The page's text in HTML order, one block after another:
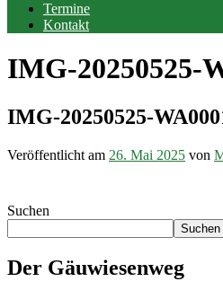
Termine
Kontakt
IMG-20250525-
IMG-20250525-
Veröffentlicht am 26. Mai 2025 von
Suchen
Suchen
Der Gäuwiesenweg